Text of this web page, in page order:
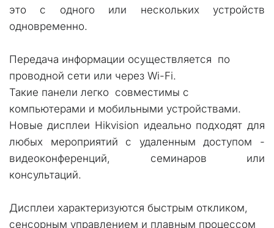
это с одного или нескольких устройств
одновременно.
Передача информации осуществляется  по
проводной сети или через Wi-Fi.
Такие панели легко  совместимы с
компьютерами и мобильными устройствами.
Новые дисплеи Hikvision идеально подходят для
любых мероприятий с удаленным доступом -
видеоконференций, семинаров или
консультаций.
Дисплеи характеризуются быстрым откликом,
сенсорным управлением и плавным процессом